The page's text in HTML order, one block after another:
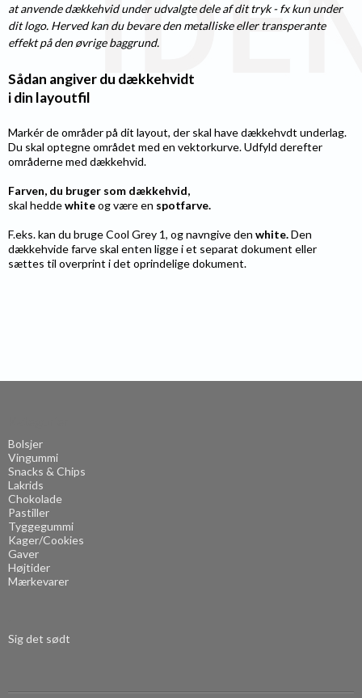
at anvende dækkehvid under udvalgte dele af dit tryk - fx kun under
dit logo. Herved kan du bevare den metalliske eller transperante
effekt på den øvrige baggrund.
Sådan angiver du dækkehvidt
i din layoutfil
Markér de områder på dit layout, der skal have dækkehvdt underlag.
Du skal optegne området med en vektorkurve. Udfyld derefter
områderne med dækkehvid.
Farven, du bruger som dækkehvid,
skal heddewhiteog være en spotfarve.
F.eks. kan du bruge Cool Grey 1, og navngive den white.​​​​​​ Den
dækkehvide farve skal enten ligge i et separat dokument eller
sættes til overprint i det oprindelige dokument.
Bolsjer
Vingummi
Snacks & Chips
Lakrids
Chokolade
Pastiller
Tyggegummi
Kager/Cookies
Gaver
Højtider
Mærkevarer
Sig det sødt